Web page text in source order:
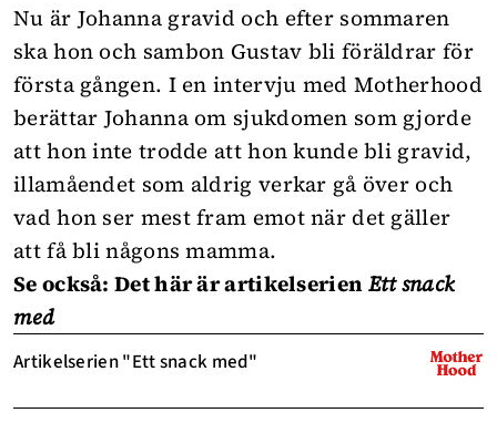
Nu är Johanna gravid och efter sommaren
ska hon och sambon Gustav bli föräldrar för
första gången. I en intervju med Motherhood
berättar Johanna om sjukdomen som gjorde
att hon inte trodde att hon kunde bli gravid,
illamåendet som aldrig verkar gå över och
vad hon ser mest fram emot när det gäller
att få bli någons mamma.
Se också: Det här är artikelserienEtt snack
med
Artikelserien "Ett snack med"